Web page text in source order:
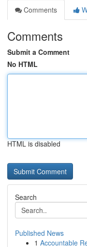
Comments
Comments
Submit a Comment
No HTML
HTML is disabled
Search
Published News
1 Accountable